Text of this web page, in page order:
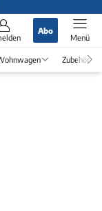
Abo
Menü
Zubehör